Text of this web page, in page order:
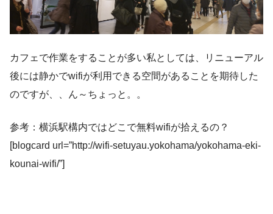
カフェで作業をすることが多い私としては、リニューアル
後には静かでwifiが利用できる空間があることを期待した
のですが、、ん～ちょっと。。
参考：横浜駅構内ではどこで無料wifiが拾えるの？
[blogcard url=”http://wifi-setuyau.yokohama/yokohama-eki-
kounai-wifi/”]